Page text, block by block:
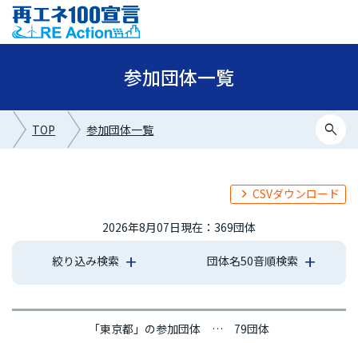
参加団体一覧
TOP 参加団体一覧 search
CSVダウンロード
2026年8月07日現在：369団体
絞り込み検索 団体名50音順検索
「東京都」の参加団体 … 79団体